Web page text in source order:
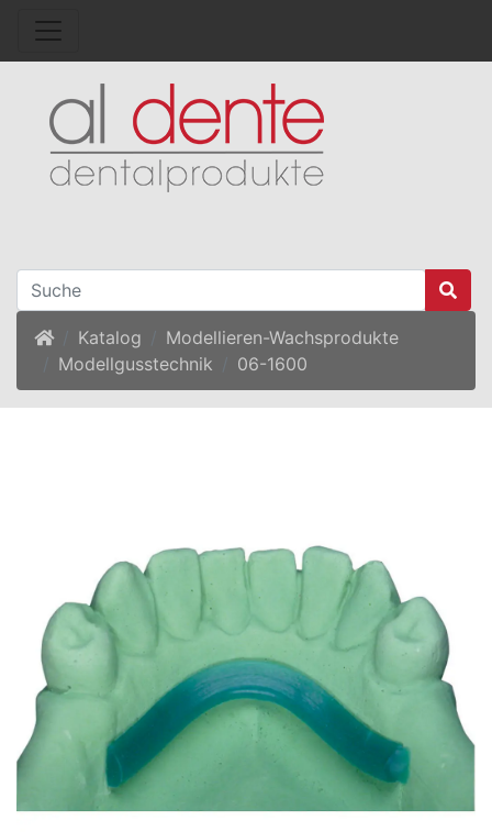
Startseite
Katalog
Modellieren-Wachsprodukte
Modellgusstechnik
06-1600